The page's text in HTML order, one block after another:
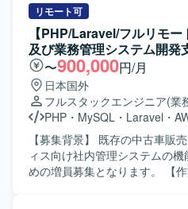
基本設計からテストまで一貫
存機能の改善や追加開発を行
がら機能よりも速度を落とさな
識した開発を行っていただきま
ングで開発要望の優先度を決定
改修を進めていただきます。 【求める人物像】 Webアプ
リ・ネイティブアプリ双方の特
ドからバックエンド、DBまで
組んでいただける方を求めて
ッシュアップにおいて、速度
改善提案ができる方です。チ
リモート可
【PHP/Laravel/フルリモ
及び業務管理システム開発
〜900,000円/月
日本国外
フルスタックエンジニア(業
PHP ・ MySQL ・ Laravel ・
【募集背景】 既存の中古車販
ィス向け社内管理システムの
めの増員募集となります。 【作業内容】 中古車販売ECサ